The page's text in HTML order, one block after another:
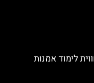
לימוד אמנות